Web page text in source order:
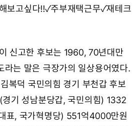
보고싶다!!✓주부재택근무✓재테크
신고한 후보는 1960, 70년대만
라는 말은 극장가의 일상용어였다.
복덕 국민의힘 경기 부천갑 후보
기 성남분당갑, 국민의힘) 1332
표, 국가혁명당) 551억4000만원